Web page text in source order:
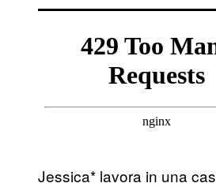
Jessica* lavora in una